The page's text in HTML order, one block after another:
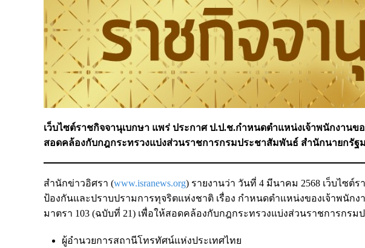
เว็บไซต์ราชกิจจานุเบกษา แพร่ ประกาศ ป.ป.ช.กำหนดตำแหน่งเจ้าพนักงาน
สอดคล้องกับกฎกระทรวงแบ่งส่วนราชการกรมประชาสัมพันธ์ สำนักนายกรัฐ
สำนักข่าวอิศรา (www.isranews.org) รายงานว่า วันที่ 4 มีนาคม 2568 เว็บไซต์
ป้องกันและปราบปรามการทุจริตแห่งชาติ เรื่อง กำหนดตำแหน่งของเจ้าพนั
มาตรา 103 (ฉบับที่ 21) เพื่อให้สอดคล้องกับกฎกระทรวงแบ่งส่วนราชการกร
ผู้อำนวยการสถานีโทรทัศน์แห่งประเทศไทย